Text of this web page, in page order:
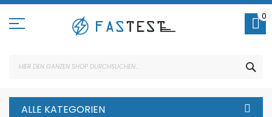
Direkt
Inhalt
0
ALLE KATEGORIEN